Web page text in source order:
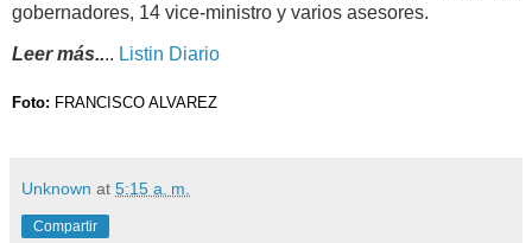
gobernadores, 14 vice-ministro y varios asesores.
Leer más.... Listin Diario
Foto: FRANCISCO ALVAREZ
Unknown at 5:15 a. m.
Compartir